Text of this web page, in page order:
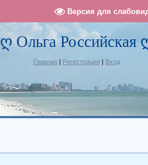
Версия для
ღ Ольга Российская
Главная | Регистрация | Вход